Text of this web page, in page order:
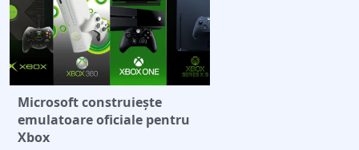
Microsoft construiește
emulatoare oficiale pentru
Xbox